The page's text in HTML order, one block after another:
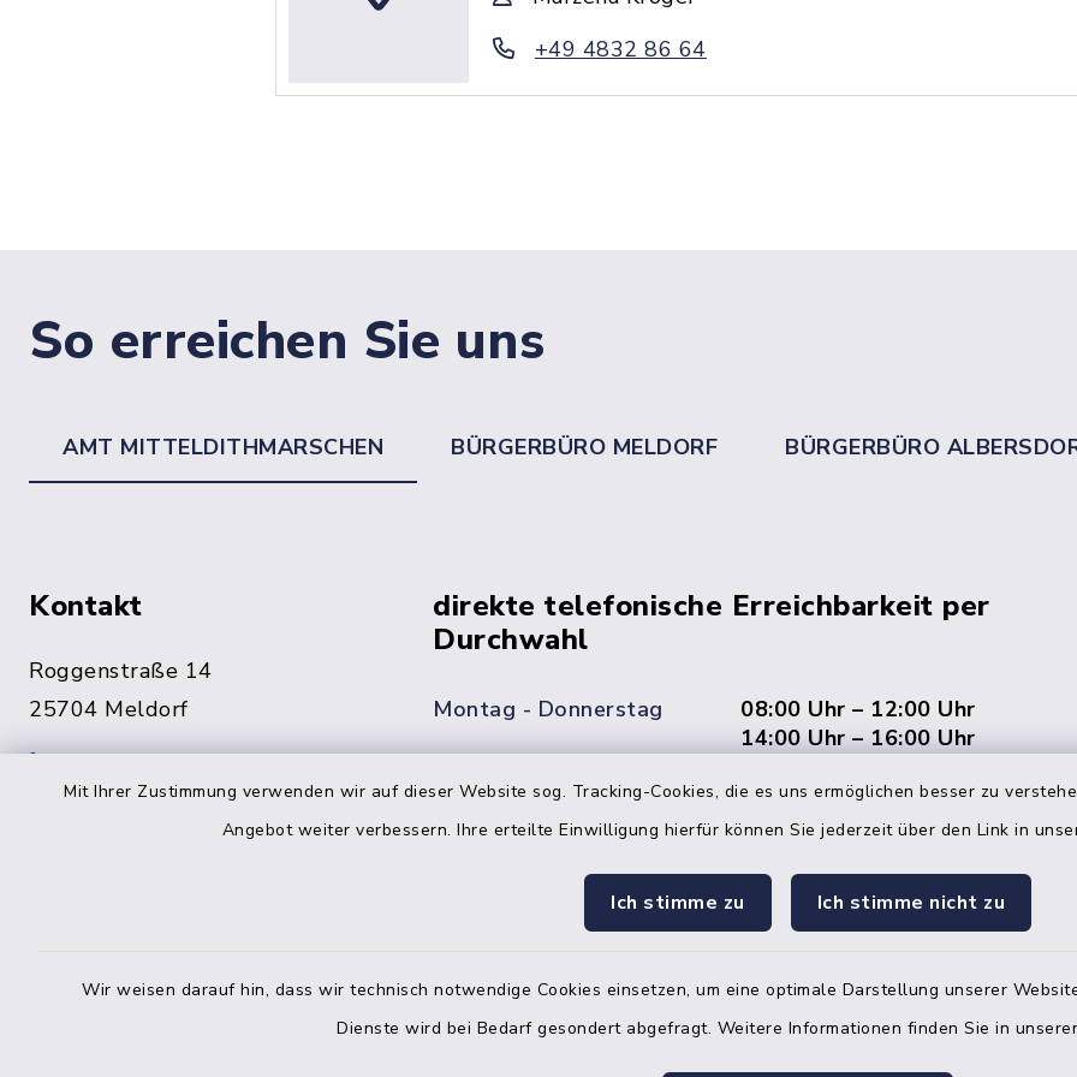
Mit Ihrer Zustimmung verwenden wir auf dieser Website sog. Tracking-Cookies, die es uns ermöglichen besser zu
Angebot weiter verbessern. Ihre erteilte Einwilligung hierfür können Sie jederzeit über den Link in
Ich stimme zu Ich stimme nicht zu
Wir weisen darauf hin, dass wir technisch notwendige Cookies einsetzen, um eine optimale Darstellung unserer
Dienste wird bei Bedarf gesondert abgefragt. Weitere Informationen finden Sie in
+49 4832 86 64
So erreichen Sie uns
AMT MITTELDITHMARSCHEN BÜRGERBÜRO MELDORF BÜRGERBÜRO
Kontakt
Roggenstraße 14
25704 Meldorf
04832 6065-0
04832 6065-215
direkte telefonische Erreichbarkeit per
Durchwahl
Montag - Donnerstag
08:00 Uhr – 12:00 Uhr
14:00 Uhr – 16:00 Uhr
Freitag
08:00 Uhr – 12:00 Uhr
Online-Terminvereinbarung
Haben Sie ein dringendes Anliegen, finden aber online
keinen zeitnahen Termin? Rufen Sie uns gerne unter der
Telefonnummer 04832 6065 0 an!